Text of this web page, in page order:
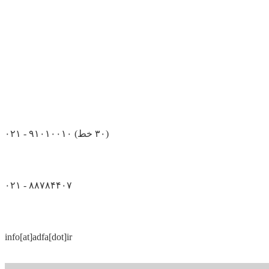
۰۲۱ - ۹۱۰۱۰۰۱۰ (۳۰ خط)
۰۲۱ - ۸۸۷۸۴۴۰۷
info[at]adfa[dot]ir